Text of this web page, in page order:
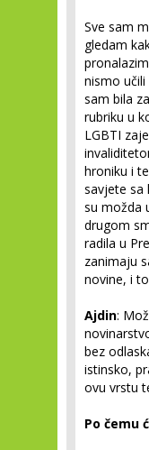
Sve sam
gledam
nismo
sam bila
rubriku u
LGBTI
hroniku i
savjete sa
su možda
drugom
radila u
zanimaju
novine, i
Ajdin:
bez
istinsko,
ovu vrstu
Po čemu